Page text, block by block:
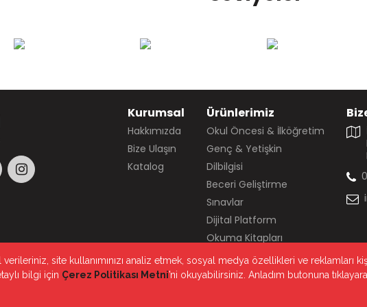
Kurumsal
Hakkımızda
Bize Ulaşın
Katalog
Ürünlerimiz
Okul Öncesi & İlköğretim
Genç & Yetişkin
Dilbilgisi
Beceri Geliştirme
Sınavlar
Dijital Platform
Okuma Kitapları
site kullanımınızı analiz etmek, sosyal medya özellikleri ve reklamları
bilgi için Çerez Politikası Metni’ni okuyabilirsiniz. Anladım butonuna